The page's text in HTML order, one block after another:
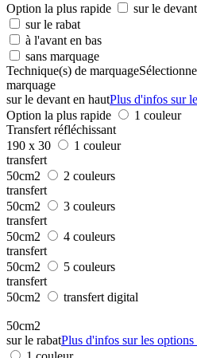
Option la plus rapide
sur le
sur le rabat
à l'avant en bas
sans marquage
Technique(s) de marquage
marquage
sur le devant en hautPlus d'infos sur
Option la plus rapide
1 couleur
Transfert réfléchissant
190 x 30
1 couleur
transfert
50cm2
2 couleurs
transfert
50cm2
3 couleurs
transfert
50cm2
4 couleurs
transfert
50cm2
5 couleurs
transfert
50cm2
transfert digital
50cm2
sur le rabatPlus d'infos sur les options